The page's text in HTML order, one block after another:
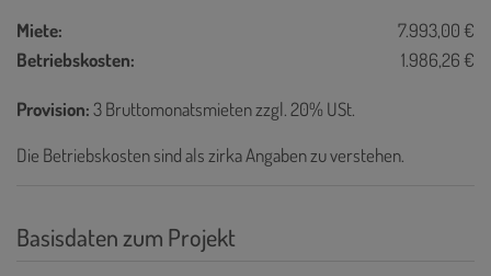
Miete:
7.993,00 €
Betriebskosten:
1.986,26 €
Provision:3 Bruttomonatsmieten zzgl. 20% USt.
Die Betriebskosten sind als zirka Angaben zu verstehen.
Basisdaten zum Projekt